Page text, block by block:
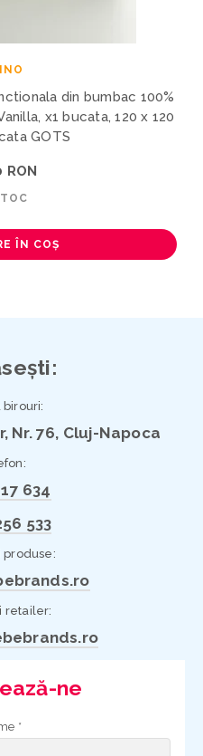
din bumbac 100%
x1 bucata, 120 x 120
GOTS
RON
ÎN COȘ
birouri:
Nr. 76, Cluj-Napoca
634
533
produse:
retailer:
ne
*